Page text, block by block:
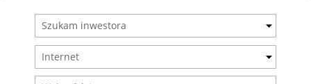
Szukam inwestora
Internet